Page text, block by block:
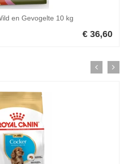
en Gevogelte 10 kg
€ 36,60